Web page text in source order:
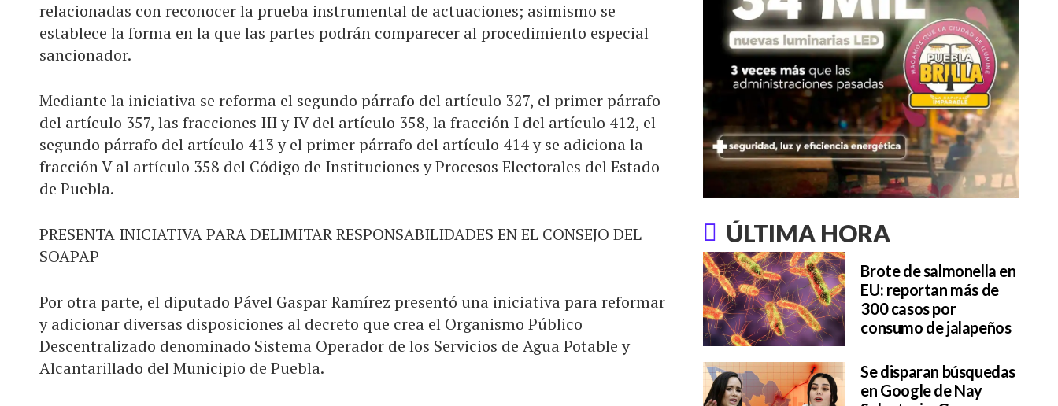
relacionadas con reconocer la prueba instrumental de actuaciones; asimismo se
establece la forma en la que las partes podrán comparecer al procedimiento especial
sancionador.
Mediante la iniciativa se reforma el segundo párrafo del artículo 327, el primer párrafo
del artículo 357, las fracciones III y IV del artículo 358, la fracción I del artículo 412, el
segundo párrafo del artículo 413 y el primer párrafo del artículo 414 y se adiciona la
fracción V al artículo 358 del Código de Instituciones y Procesos Electorales del Estado
de Puebla.
PRESENTA INICIATIVA PARA DELIMITAR RESPONSABILIDADES EN EL CONSEJO DEL
SOAPAP
Por otra parte, el diputado Pável Gaspar Ramírez presentó una iniciativa para reformar
y adicionar diversas disposiciones al decreto que crea el Organismo Público
Descentralizado denominado Sistema Operador de los Servicios de Agua Potable y
Alcantarillado del Municipio de Puebla.
ÚLTIMA HORA
Brote de salmonella en
EU: reportan más de
300 casos por
consumo de jalapeños
Se disparan búsquedas
en Google de Nay